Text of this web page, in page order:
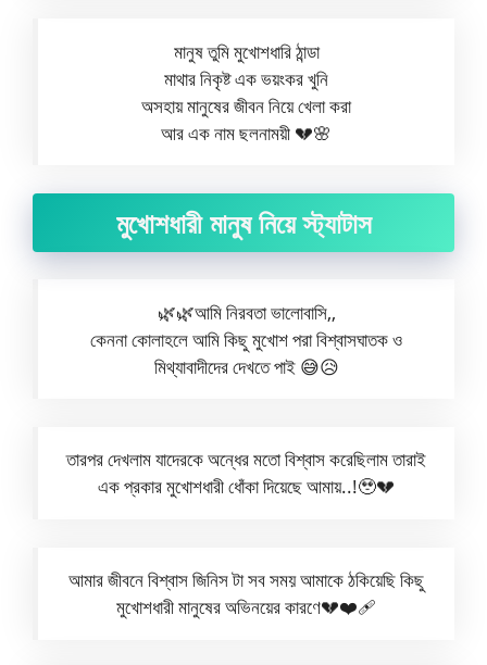
মানুষ তুমি মুখোশধারি ঠান্ডা
মাথার নিকৃষ্ট এক ভয়ংকর খুনি
অসহায় মানুষের জীবন নিয়ে খেলা করা
আর এক নাম ছলনাময়ী 💔🌸
মুখোশধারী মানুষ নিয়ে স্ট্যাটাস
🌿🌿আমি নিরবতা ভালোবাসি,,
কেননা কোলাহলে আমি কিছু মুখোশ পরা বিশ্বাসঘাতক ও
মিথ্যাবাদীদের দেখতে পাই 😅😥
তারপর দেখলাম যাদেরকে অন্ধের মতো বিশ্বাস করেছিলাম তারাই
এক প্রকার মুখোশধারী ধোঁকা দিয়েছে আমায়..!🥹💔
আমার জীবনে বিশ্বাস জিনিস টা সব সময় আমাকে ঠকিয়েছি কিছু
মুখোশধারী মানুষের অভিনয়ের কারণে💔❤️‍🩹